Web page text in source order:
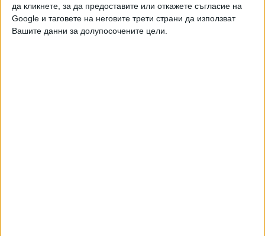
да кликнете, за да предоставите или откажете съгласие на
Google и таговете на неговите трети страни да използват
Вашите данни за долупосочените цели.
Кметът на Плевен Георг Спартански каза, че не е
възможно тецът в града да гори въпросния боклук. "Той
работи на газ и няма инсталация да гори отпадъци", заяви